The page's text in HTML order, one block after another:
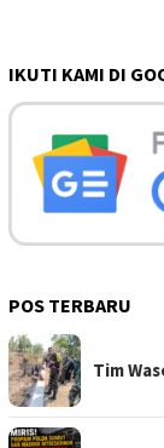
IKUTI KAMI DI
POS TERBARU
Tim